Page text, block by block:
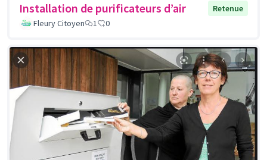
Installation de purificateurs d’air
Retenue
Fleury Citoyen
1 0